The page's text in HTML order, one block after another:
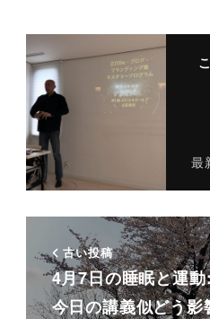
最
古い投稿
4月7日の睡眠と運
今日の講義似どう